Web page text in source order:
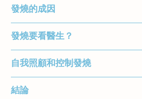
發燒是指體溫超過正常範圍
的情況。而正常體溫通常在
間。所以在一般情況下，當體
/100.4℉我們就稱之為發燒；
/103.4℉我們稱之為高燒。
發燒可以分為不同的類
括：
39-40℃左右，日夜之間的
發燒的成因
發燒的成因也可以分為
除了感冒而引致發燒之外，有
導致發燒：
發燒要看醫生？
儘管發燒在大多數情況下是身
在某些情況下，尋求醫療建議
況下應該尋求醫療專業人士的幫
自我照顧和控制發燒
在尋求醫療建議之前，您可以
結論